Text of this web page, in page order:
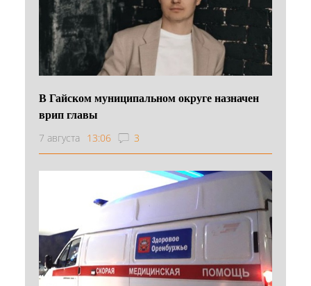
В Гайском муниципальном округе назначен
врип главы
7 августа 13:06 3